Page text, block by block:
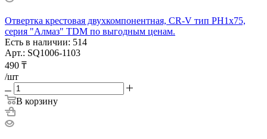
Отвертка крестовая двухкомпонентная, CR-V тип PH1x75,
серия "Алмаз" TDM по выгодным ценам.
Есть в наличии: 514
Арт.: SQ1006-1103
490 ₸
/шт
В корзину